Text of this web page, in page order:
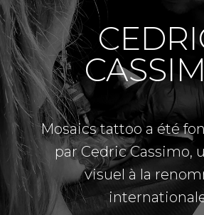
Mosaics tattoo a été
par Cedric Cassimo,
visuel à la